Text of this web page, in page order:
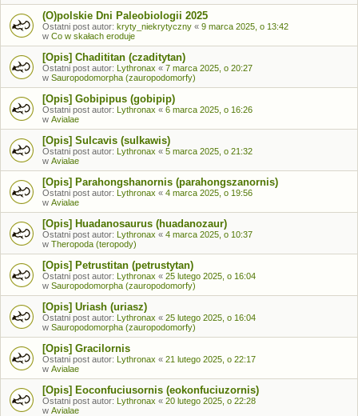
(O)polskie Dni Paleobiologii 2025
Ostatni post autor: kryty_niekrytyczny « 9 marca 2025, o 13:42
w Co w skałach eroduje
[Opis] Chadititan (czaditytan)
Ostatni post autor: Lythronax « 7 marca 2025, o 20:27
w Sauropodomorpha (zauropodomorfy)
[Opis] Gobipipus (gobipip)
Ostatni post autor: Lythronax « 6 marca 2025, o 16:26
w Avialae
[Opis] Sulcavis (sulkawis)
Ostatni post autor: Lythronax « 5 marca 2025, o 21:32
w Avialae
[Opis] Parahongshanornis (parahongszanornis)
Ostatni post autor: Lythronax « 4 marca 2025, o 19:56
w Avialae
[Opis] Huadanosaurus (huadanozaur)
Ostatni post autor: Lythronax « 4 marca 2025, o 10:37
w Theropoda (teropody)
[Opis] Petrustitan (petrustytan)
Ostatni post autor: Lythronax « 25 lutego 2025, o 16:04
w Sauropodomorpha (zauropodomorfy)
[Opis] Uriash (uriasz)
Ostatni post autor: Lythronax « 25 lutego 2025, o 16:04
w Sauropodomorpha (zauropodomorfy)
[Opis] Gracilornis
Ostatni post autor: Lythronax « 21 lutego 2025, o 22:17
w Avialae
[Opis] Eoconfuciusornis (eokonfuciuzornis)
Ostatni post autor: Lythronax « 20 lutego 2025, o 22:28
w Avialae